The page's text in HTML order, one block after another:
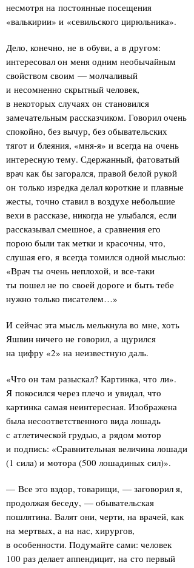
несмотря на постоянные посещения
«валькирии» и «севильского цирюльника».
Дело, конечно, не в обуви, а в другом:
интересовал он меня одним необычайным
свойством своим — молчаливый
и несомненно скрытный человек,
в некоторых случаях он становился
замечательным рассказчиком. Говорил очень
спокойно, без вычур, без обывательских
тягот и блеяния, «мня-я» и всегда на очень
интересную тему. Сдержанный, фатоватый
врач как бы загорался, правой белой рукой
он только изредка делал короткие и плавные
жесты, точно ставил в воздухе небольшие
вехи в рассказе, никогда не улыбался, если
рассказывал смешное, а сравнения его
порою были так метки и красочны, что,
слушая его, я всегда томился одной мыслью:
«Врач ты очень неплохой, и все-таки
ты пошел не по своей дороге и быть тебе
нужно только писателем…»
И сейчас эта мысль мелькнула во мне, хоть
Яшвин ничего не говорил, а щурился
на цифру «2» на неизвестную даль.
«Что он там разыскал? Картинка, что ли».
Я покосился через плечо и увидал, что
картинка самая неинтересная. Изображена
была несоответственного вида лошадь
с атлетической грудью, а рядом мотор
и подпись: «Сравнительная величина лошади
(1 сила) и мотора (500 лошадиных сил)».
— Все это вздор, товарищи, — заговорил я,
продолжая беседу, — обывательская
пошлятина. Валят они, черти, на врачей, как
на мертвых, а на нас, хирургов,
в особенности. Подумайте сами: человек
100 раз делает аппендицит, на сто первый